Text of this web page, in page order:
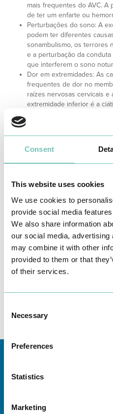
Consent
This website uses cookies
We use cookies to
provide social media
We also share information
our social media,
may combine it with other
provided to them or that
of their services.
Selection
Necessary
Preferences
Statistics
Marketing
mais frequentes do AVC.
de ter um enfarte ou
Perturbações do sono: A
podem ter diferentes
sonambulismo, os terrores
e a perturbação da
que interferem o sono
Dor em extremidades: As
frequentes de dor no
raízes nervosas cervicais e
extremidade inferior é a
Outras entidades que
múltipla, alterações do
ESPECIALIDADE
Região
Todas
as
unidades
Unidades de saúde CUF da